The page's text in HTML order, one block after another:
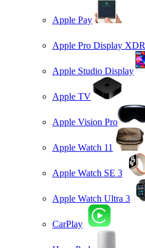
Apple Pay
Apple Pro Display XDR
Apple Studio Display
Apple TV
Apple Vision Pro
Apple Watch 11
Apple Watch SE 3
Apple Watch Ultra 3
CarPlay